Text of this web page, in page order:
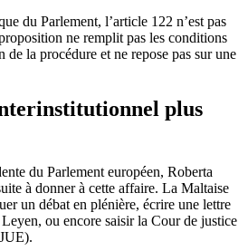
du Parlement, l’article 122 n’est pas
ne remplit pas les conditions
de la procédure et ne repose pas sur une
plus
du Parlement européen, Roberta
à donner à cette affaire. La Maltaise
un débat en plénière, écrire une lettre
ou encore saisir la Cour de justice